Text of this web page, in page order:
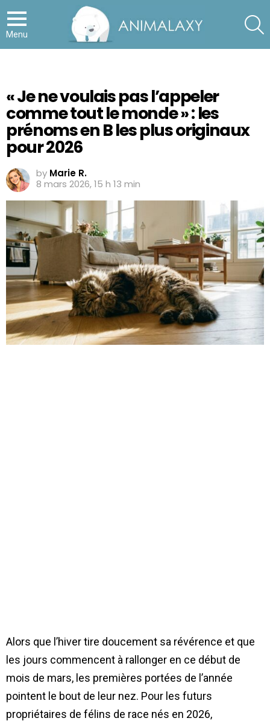
Menu
« Je ne voulais pas l’appeler
comme tout le monde » : les
prénoms en B les plus originaux
pour 2026
by Marie R.
8 mars 2026, 15 h 13 min
Alors que l’hiver tire doucement sa révérence et que
les jours commencent à rallonger en ce début de
mois de mars, les premières portées de l’année
pointent le bout de leur nez. Pour les futurs
propriétaires de félins de race nés en 2026,